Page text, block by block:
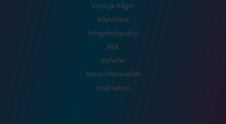
Vanliga frågor
Köpvillkor
Integritetspolicy
REA
Nyheter
Returinformation
Inspiration